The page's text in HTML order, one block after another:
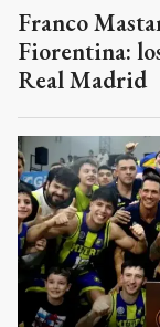
Franco
Fiorentina:
Real Madrid